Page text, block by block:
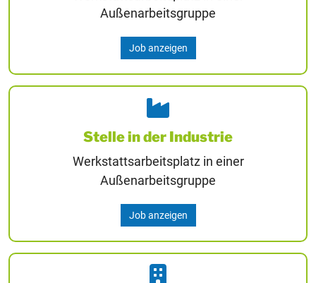
Außenarbeitsgruppe
Job anzeigen
Stelle in der Industrie
Werkstattsarbeitsplatz in einer
Außenarbeitsgruppe
Job anzeigen